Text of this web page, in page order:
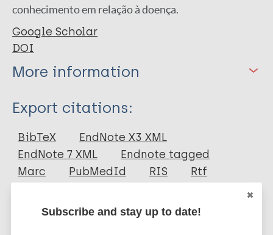
conhecimento em relação à doença.
Google Scholar
DOI
More information
Type
Book Chapter
Export citations:
BibTeX
EndNote X3 XML
EndNote 7 XML
Endnote tagged
Marc
PubMedId RIS Rtf
More publications on:
Subscribe and stay up to date!